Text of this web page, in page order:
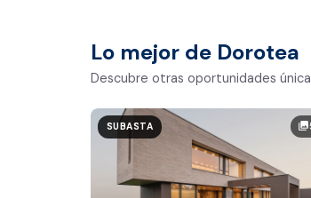
Análisis basado en datos
Estimación del valor de
Tiempo promedio de
Rango de precios de
Lo mejor de Dorotea
Descubre otras oportunidades
photo_library
SUBASTA